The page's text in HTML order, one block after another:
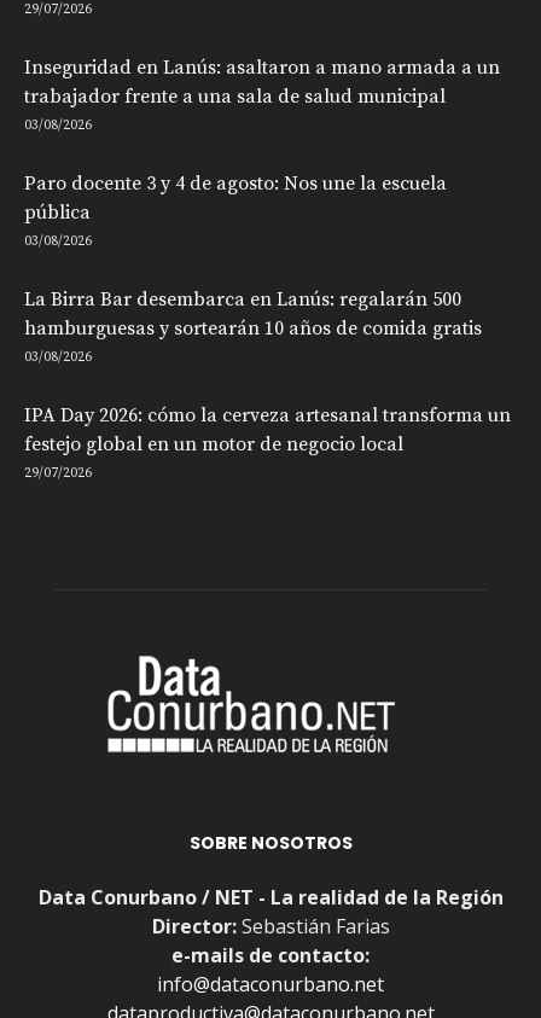
29/07/2026
Inseguridad en Lanús: asaltaron a mano armada a un
trabajador frente a una sala de salud municipal
03/08/2026
Paro docente 3 y 4 de agosto: Nos une la escuela
pública
03/08/2026
La Birra Bar desembarca en Lanús: regalarán 500
hamburguesas y sortearán 10 años de comida gratis
03/08/2026
IPA Day 2026: cómo la cerveza artesanal transforma un
festejo global en un motor de negocio local
29/07/2026
SOBRE NOSOTROS
Data Conurbano / NET - La realidad de la Región
Director:Sebastián Farias
e-mails de contacto:
info@dataconurbano.net